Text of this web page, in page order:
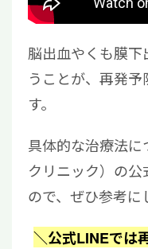
脳出血やくも膜
うことが、再発
す。
具体的な治療法
クリニック）の
ので、ぜひ参考に
＼公式LINEでは